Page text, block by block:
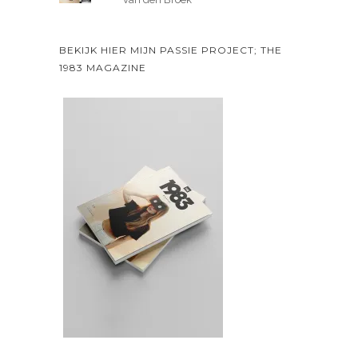
BEKIJK HIER MIJN PASSIE PROJECT; THE
1983 MAGAZINE